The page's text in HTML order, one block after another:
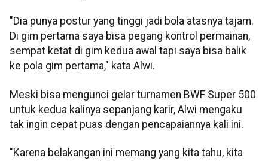
"Dia punya postur yang tinggi jadi bola atasnya tajam.
Di gim pertama saya bisa pegang kontrol permainan,
sempat ketat di gim kedua awal tapi saya bisa balik
ke pola gim pertama," kata Alwi.
Meski bisa mengunci gelar turnamen BWF Super 500
untuk kedua kalinya sepanjang karir, Alwi mengaku
tak ingin cepat puas dengan pencapaiannya kali ini.
"Karena belakangan ini memang yang kita tahu, kita